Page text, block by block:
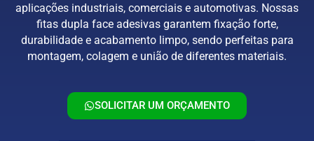
aplicações industriais, comerciais e automotivas. Nossas
fitas dupla face adesivas garantem fixação forte,
durabilidade e acabamento limpo, sendo perfeitas para
montagem, colagem e união de diferentes materiais.
SOLICITAR UM ORÇAMENTO